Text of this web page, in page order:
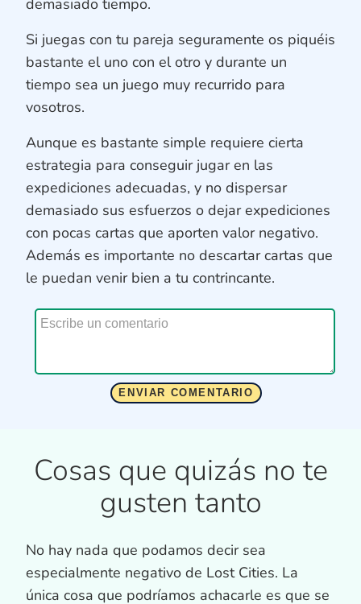
demasiado tiempo.
Si juegas con tu pareja seguramente os piquéis
bastante el uno con el otro y durante un
tiempo sea un juego muy recurrido para
vosotros.
Aunque es bastante simple requiere cierta
estrategia para conseguir jugar en las
expediciones adecuadas, y no dispersar
demasiado sus esfuerzos o dejar expediciones
con pocas cartas que aporten valor negativo.
Además es importante no descartar cartas que
le puedan venir bien a tu contrincante.
Cosas que quizás no te
gusten tanto
No hay nada que podamos decir sea
especialmente negativo de Lost Cities. La
única cosa que podríamos achacarle es que se